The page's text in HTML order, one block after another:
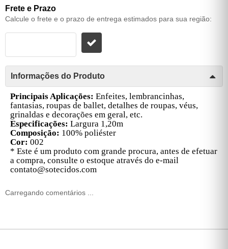
Frete e Prazo
Calcule o frete e o prazo de entrega estimados para sua região:
Informações do Produto
Principais Aplicações: Enfeites, lembrancinhas,
fantasias, roupas de ballet, detalhes de roupas, véus,
grinaldas e decorações em geral, etc.
Especificações: Largura 1,20m
Composição: 100% poliéster
Cor: 002
* Este é um produto com grande procura, antes de efetuar
a compra, consulte o estoque através do e-mail
contato@sotecidos.com
Carregando comentários ...